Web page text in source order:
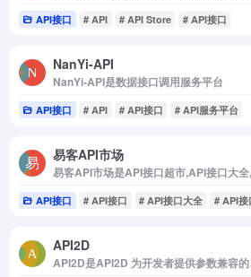
API接口 # API # API Store # API接口
NanYi-API
NanYi-API是数据接口调用服务平台
API接口 # API # API接口 # API服务平台
易客API市场
易客API市场是API接口超市,API接口大
API接口 # API接口 # API接口大全 # API接
API2D
API2D是API2D 为开发者提供参数兼容